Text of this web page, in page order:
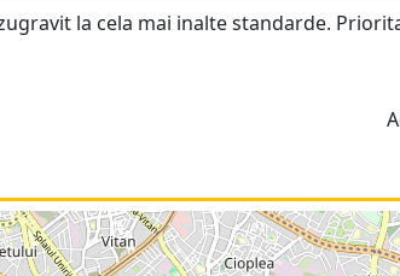
la cela mai inalte standarde.